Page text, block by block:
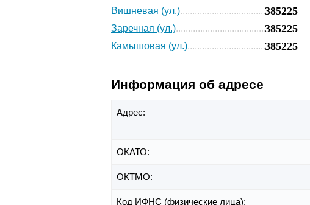
Вишневая (ул.) 385225
Заречная (ул.) 385225
Камышовая (ул.) 385225
Информация об адресе
Адрес:
ОКАТО:
ОКТМО:
Код ИФНС (физические лица):